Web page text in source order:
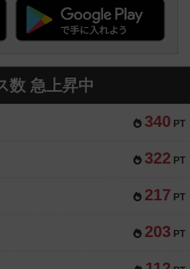
数 急上昇中
340 PT
322 PT
217 PT
203 PT